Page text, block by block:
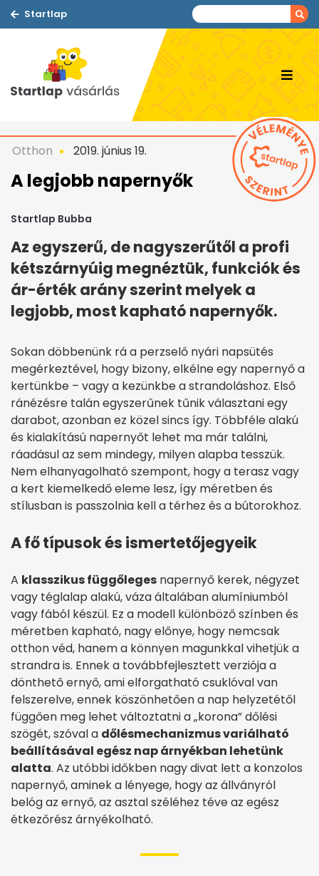
Startlap
Otthon 2019. június 19.
A legjobb napernyők
Startlap Bubba
Az egyszerű, de nagyszerűtől a profi
kétszárnyúig megnéztük, funkciók és
ár-érték arány szerint melyek a
legjobb, most kapható napernyők.
Sokan döbbenünk rá a perzselő nyári napsütés
megérkeztével, hogy bizony, elkélne egy napernyő a
kertünkbe – vagy a kezünkbe a strandoláshoz. Első
ránézésre talán egyszerűnek tűnik választani egy
darabot, azonban ez közel sincs így. Többféle alakú
és kialakítású napernyőt lehet ma már találni,
ráadásul az sem mindegy, milyen alapba tesszük.
Nem elhanyagolható szempont, hogy a terasz vagy
a kert kiemelkedő eleme lesz, így méretben és
stílusban is passzolnia kell a térhez és a bútorokhoz.
A fő típusok és ismertetőjegyeik
A klasszikus függőleges napernyő kerek, négyzet
vagy téglalap alakú, váza általában alumíniumból
vagy fából készül. Ez a modell különböző színben és
méretben kapható, nagy előnye, hogy nemcsak
otthon véd, hanem a könnyen magunkkal vihetjük a
strandra is. Ennek a továbbfejlesztett verziója a
dönthető ernyő, ami elforgatható csuklóval van
felszerelve, ennek köszönhetően a nap helyzetétől
függően meg lehet változtatni a „korona” dőlési
szögét, szóval a dőlésmechanizmus variálható
beállításával egész nap árnyékban lehetünk
alatta. Az utóbbi időkben nagy divat lett a konzolos
napernyő, aminek a lényege, hogy az állványról
belóg az ernyő, az asztal széléhez téve az egész
étkezőrész árnyékolható.